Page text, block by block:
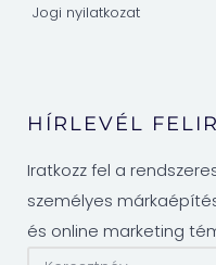
Jogi nyilatkozat
HÍRLEVÉL
Iratkozz fel a
személyes
és online marketing